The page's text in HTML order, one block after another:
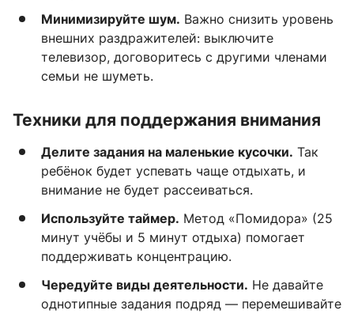
Минимизируйте шум. Важно снизить уровень
внешних раздражителей: выключите
телевизор, договоритесь с другими членами
семьи не шуметь.
Техники для поддержания внимания
Делите задания на маленькие кусочки. Так
ребёнок будет успевать чаще отдыхать, и
внимание не будет рассеиваться.
Используйте таймер. Метод «Помидора» (25
минут учёбы и 5 минут отдыха) помогает
поддерживать концентрацию.
Чередуйте виды деятельности. Не давайте
однотипные задания подряд — перемешивайте